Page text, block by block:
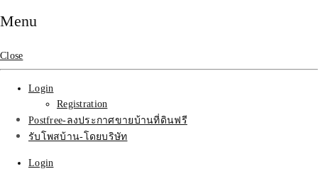
ติดหน้า1google ราคาถูก
มาก SEOขายของ บ้าน
ที่ดินฟรีประกาศ ที่เดียวใน
เมืองไทย
Menu
Close
Login
Registration
Postfree-ลงประกาศขายบ้านที่ดินฟรี
รับโพสบ้าน-โดยบริษัท
Login